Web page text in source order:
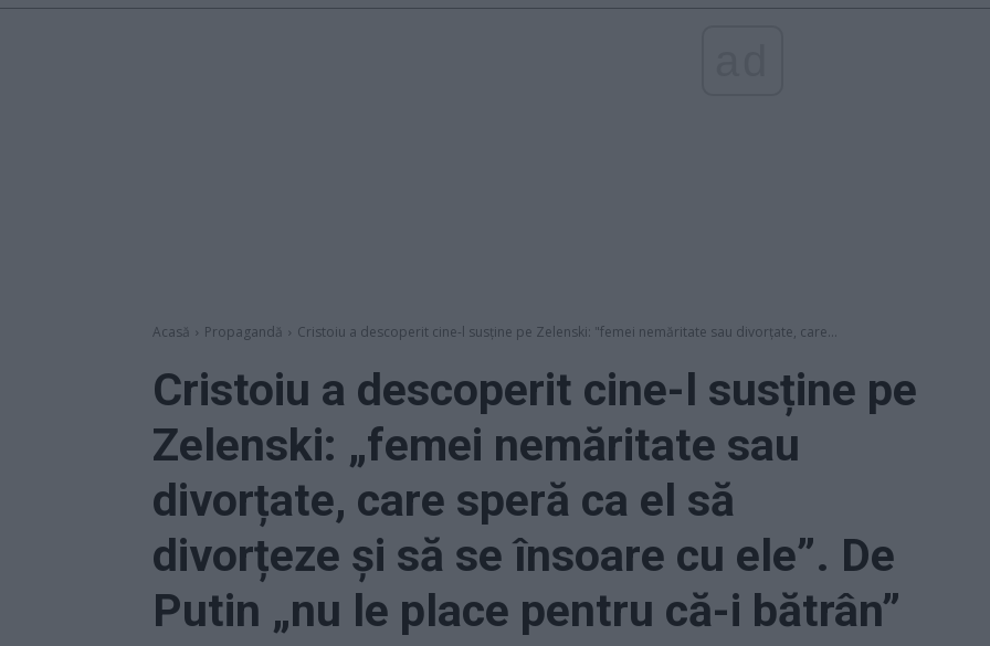
Acasă Propagandă Cristoiu a descoperit cine-l susține pe Zelenski: "femei nemăritate sau divorțate, care...
Cristoiu a descoperit cine-l susține pe
Zelenski: „femei nemăritate sau
divorțate, care speră ca el să
divorțeze și să se însoare cu ele”. De
Putin „nu le place pentru că-i bătrân”